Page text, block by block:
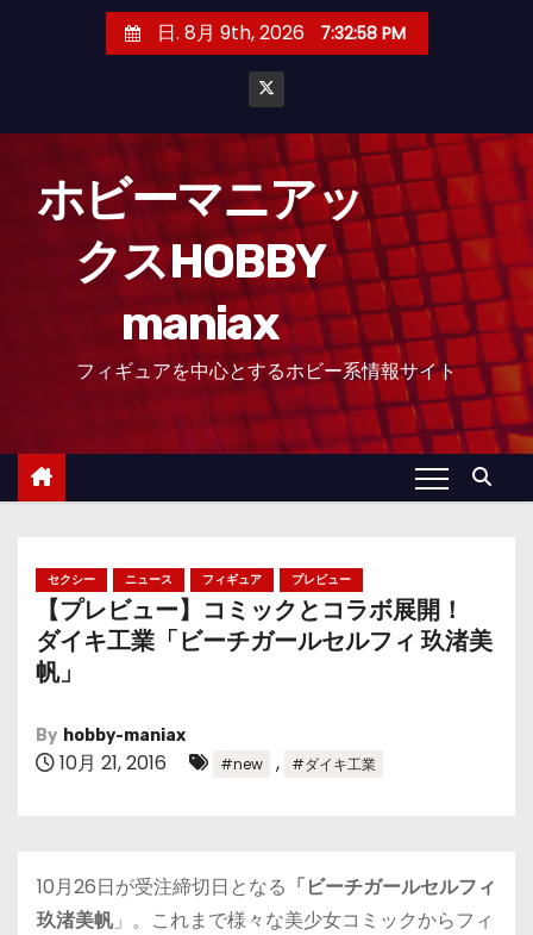
日. 8月 9th, 2026 7:32:59 PM
ホビーマニアッ
クスHOBBY
maniax
フィギュアを中心とするホビー系情報サイト
セクシー ニュース フィギュア プレビュー
【プレビュー】コミックとコラボ展開！
ダイキ工業「ビーチガールセルフィ 玖渚美
帆」
By hobby-maniax
10月 21, 2016 #new , #ダイキ工業
10月26日が受注締切日となる 「ビーチガールセルフィ
玖渚美帆」。これまで様々な美少女コミックからフィ